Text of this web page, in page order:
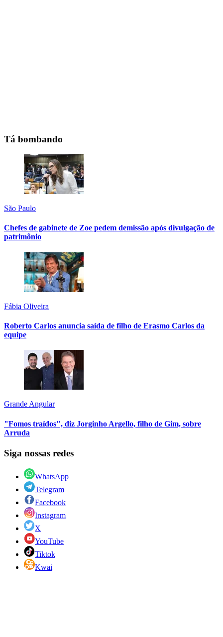
Tá bombando
São Paulo
Chefes de gabinete de Zoe pedem demissão após divulgação de
patrimônio
Fábia Oliveira
Roberto Carlos anuncia saída de filho de Erasmo Carlos da
equipe
Grande Angular
"Fomos traídos", diz Jorginho Argello, filho de Gim, sobre
Arruda
Siga nossas redes
WhatsApp
Telegram
Facebook
Instagram
X
YouTube
Tiktok
Kwai